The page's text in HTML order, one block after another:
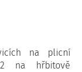
na plicní
na hřbitově